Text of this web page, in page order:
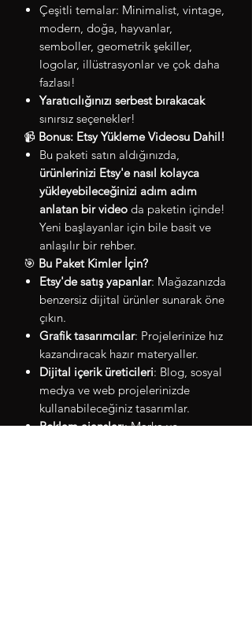
Çeşitli temalar: Minimalist, vintage,
modern, doğa, hayvanlar,
semboller, geometrik şekiller,
logolar, illüstrasyonlar ve çok daha
fazlası!
Yaratıcılığınızı serbest bırakacak
sınırsız seçenekler!
📹 Bonus: Etsy Yükleme Videosu Dahil!
Bu paketi satın aldığınızda,
ürünlerinizi Etsy'e nasıl kolayca
yükleyebileceğinizi adım adım
anlatan bir video da paketin içinde!
Yeni başlayanlar için bile basit ve
anlaşılır bir rehber.
🎯 Bu Paket Kimler İçin?
Etsy'de satış yapanlar: Mağazanızda
benzersiz dijital ürünler sunarak öne
çıkın.
Grafik tasarımcılar: Projelerinize hız
kazandıracak hazır materyaller.
Dijital içerik üreticileri: Blog, sosyal
medya ve web projelerinizde
kullanabileceğiniz tasarımlar.
Reklam ajansları: Marka ve